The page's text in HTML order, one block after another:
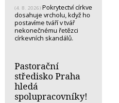
(4. 8. 2026) Pokrytectví církve
dosahuje vrcholu, když ho
postavíme tváří v tvář
nekonečnému řetězci
církevních skandálů.
Pastorační
středisko Praha
hledá
spolupracovníky!